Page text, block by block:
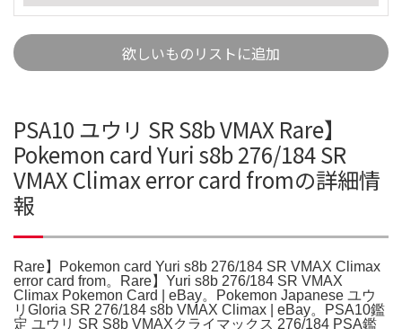
欲しいものリストに追加
PSA10 ユウリ SR S8b VMAX Rare】
Pokemon card Yuri s8b 276/184 SR
VMAX Climax error card fromの詳細情
報
Rare】Pokemon card Yuri s8b 276/184 SR VMAX Climax
error card from。Rare】Yuri s8b 276/184 SR VMAX
Climax Pokemon Card | eBay。Pokemon Japanese ユウ
リGloria SR 276/184 s8b VMAX Climax | eBay。PSA10鑑
定 ユウリ SR S8b VMAXクライマックス 276/184 PSA鑑